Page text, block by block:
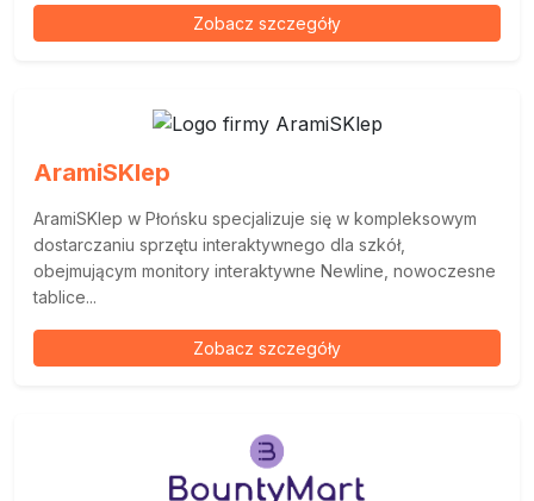
Zobacz szczegóły
AramiSKlep
AramiSKlep w Płońsku specjalizuje się w kompleksowym
dostarczaniu sprzętu interaktywnego dla szkół,
obejmującym monitory interaktywne Newline, nowoczesne
tablice...
Zobacz szczegóły